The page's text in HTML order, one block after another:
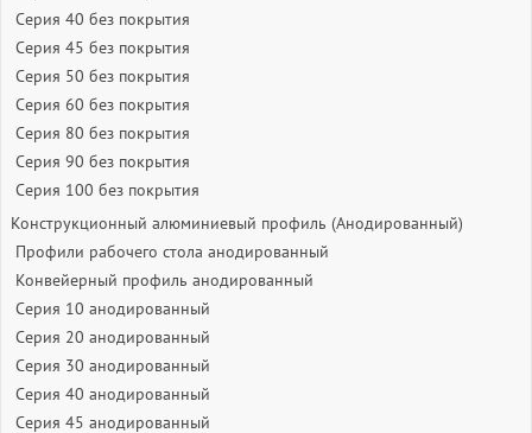
Серия 40 без покрытия
Серия 45 без покрытия
Серия 50 без покрытия
Серия 60 без покрытия
Серия 80 без покрытия
Серия 90 без покрытия
Серия 100 без покрытия
Конструкционный алюминиевый профиль (Анодированный)
Профили рабочего стола анодированный
Конвейерный профиль анодированный
Серия 10 анодированный
Серия 20 анодированный
Серия 30 анодированный
Серия 40 анодированный
Серия 45 анодированный